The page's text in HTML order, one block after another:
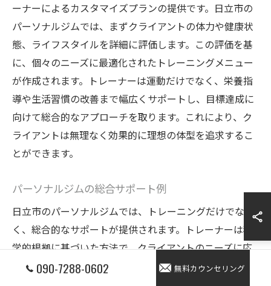
ーナーによるカスタマイズプランの提供です。日立市の
パーソナルジムでは、まずクライアントの体力や健康状
態、ライフスタイルを詳細に評価します。この評価を基
に、個々のニーズに最適化されたトレーニングメニュー
が作成されます。トレーナーは運動だけでなく、栄養指
導や生活習慣の改善まで幅広くサポートし、目標達成に
向けて総合的なアプローチを取ります。これにより、ク
ライアントは無理なく効果的に理想の体型を追求するこ
とができます。
パーソナルジムの総合サポート例
日立市のパーソナルジムでは、トレーニングだけでな
く、総合的なサポートが提供されます。トレーナーは科
学的根拠に基づいた方法で、クライアントのニーズに応
えるためのプログラムを設計します。たとえば、体力向
090-7288-0602 無料カウンセリング